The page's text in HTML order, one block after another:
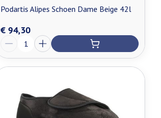
Podartis Alipes Schoen Dame Beige 42l
€ 94,30
Aantal